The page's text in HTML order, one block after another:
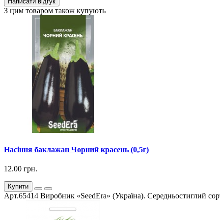
З цим товаром також купують
Насіння баклажан Чорний красень (0,5г)
12.00 грн.
Купити
Арт.65414 Виробник «SeedEra» (Україна). Середньостиглий